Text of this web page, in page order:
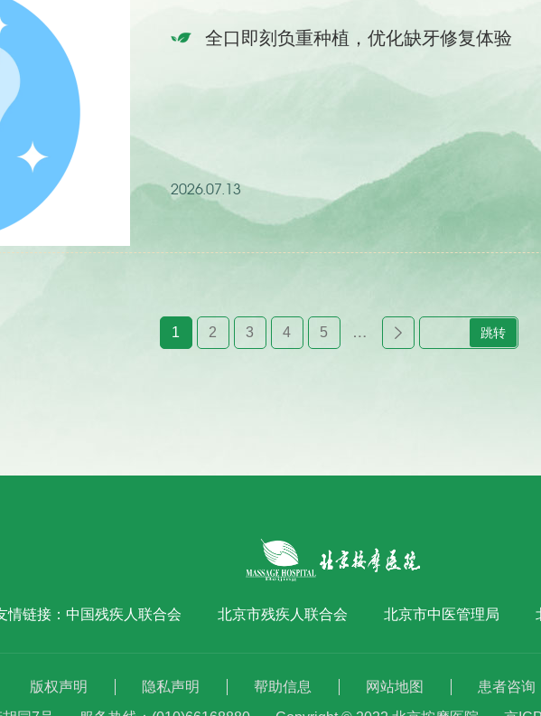
全口即刻负重种植，优化缺牙修复体验
2026.07.13
1 2 3 4 5 … 跳转
情链接： 中国残疾人联合会 北京市残疾人联合会 北京市中医管理局
版权声明 隐私声明 帮助信息 网站地图
患者咨询